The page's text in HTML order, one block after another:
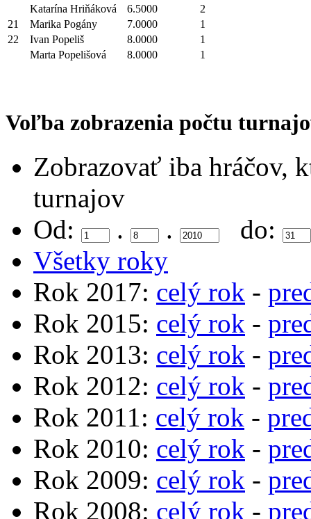
Katarína Hriňáková
6.5000
2
21
Marika Pogány 7.0000
1
22
Ivan Popeliš 8.0000
1
Marta Popelišová
8.0000 1
Voľba zobrazenia počtu
Zobrazovať iba hráčov,
turnajov
Od:
. .
do:
Všetky roky
Rok 2017: celý rok -
Rok 2015: celý rok -
Rok 2013: celý rok -
Rok 2012: celý rok -
Rok 2011: celý rok -
Rok 2010: celý rok -
Rok 2009: celý rok -
Rok 2008: celý rok -